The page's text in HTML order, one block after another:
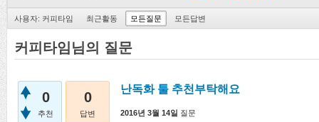
사용자: 커피타임 최근활동 모든질문 모든답변
커피타임님의 질문
0
추천
0
답변
난독화 툴 추천부탁해요
2016년 3월 14일 질문